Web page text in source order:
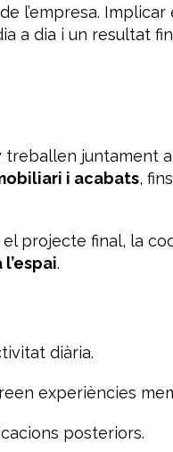
l’empresa. Implicar
a dia i un resultat
treballen juntament
i acabats,
projecte final, la
.
diària.
experiències
posteriors.